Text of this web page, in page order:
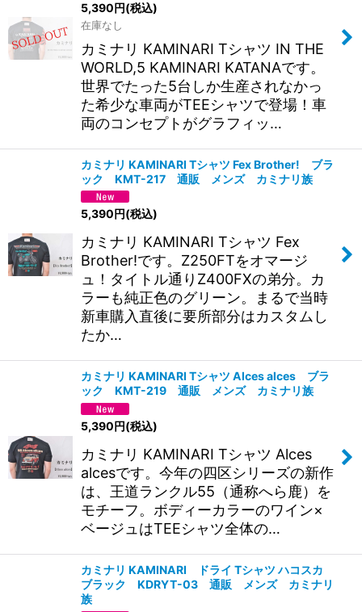
5,390円(税込)
在庫なし
カミナリ KAMINARI Tシャツ IN THE
WORLD,5 KAMINARI KATANAです。
世界でたった5台しか生産されなかっ
た希少な車両がTEEシャツで登場！車
両のコンセプトがグラフィッ…
カミナリ KAMINARI Tシャツ Fex Brother! ブラ
ック KMT-217 通販 メンズ カミナリ族
5,390円(税込)
カミナリ KAMINARI Tシャツ Fex
Brother!です。Z250FTをオマージ
ュ！タイトル通りZ400FXの弟分。カ
ラーも純正色のグリーン。まるで当時
新車購入直後に要所部分はカスタムし
たか…
カミナリ KAMINARI Tシャツ Alces alces ブラ
ック KMT-219 通販 メンズ カミナリ族
5,390円(税込)
カミナリ KAMINARI Tシャツ Alces
alcesです。今年の四区シリーズの新作
は、王道ランクル55（通称へら鹿）を
モチーフ。ボディーカラーのワイン×
ベージュはTEEシャツ全体の…
カミナリ KAMINARI ドライ Tシャツ ハコスカ
ブラック KDRYT-03 通販 メンズ カミナリ
族